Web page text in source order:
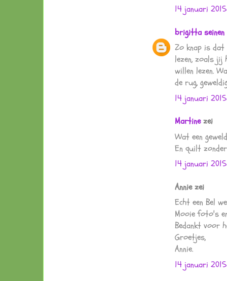
14 januari
brigitta seinen
Zo knap is
lezen, zoals jij
willen lezen.
de rug,
14 januari
Martinezei
Wat een
En quilt zonder
14 januari
Annie zei
Echt een Bel
Mooie foto's
Bedankt voor
Groetjes,
Annie.
14 januari 2015